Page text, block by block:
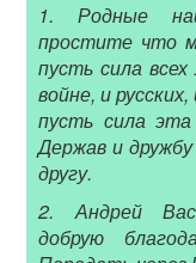
1. Родные
простите что
пусть сила
войне, и
пусть сила
Держав и
другу.
2. Андрей
добрую